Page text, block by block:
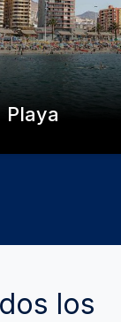
Playa
los